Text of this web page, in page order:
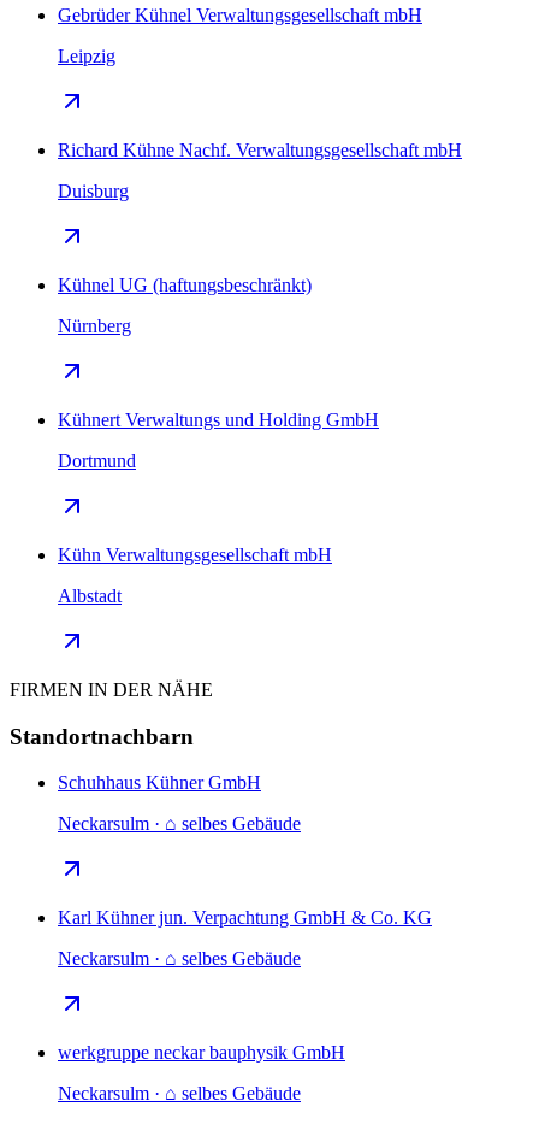
Gebrüder Kühnel Verwaltungsgesellschaft mbH
Leipzig
Richard Kühne Nachf. Verwaltungsgesellschaft mbH
Duisburg
Kühnel UG (haftungsbeschränkt)
Nürnberg
Kühnert Verwaltungs und Holding GmbH
Dortmund
Kühn Verwaltungsgesellschaft mbH
Albstadt
FIRMEN IN DER NÄHE
Standortnachbarn
Schuhhaus Kühner GmbH
Neckarsulm · ⌂ selbes Gebäude
Karl Kühner jun. Verpachtung GmbH & Co. KG
Neckarsulm · ⌂ selbes Gebäude
werkgruppe neckar bauphysik GmbH
Neckarsulm · ⌂ selbes Gebäude